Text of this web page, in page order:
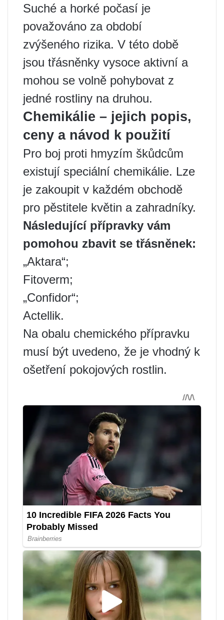
Suché a horké počasí je
považováno za období
zvýšeného rizika. V této době
jsou třásněnky vysoce aktivní a
mohou se volně pohybovat z
jedné rostliny na druhou.
Chemikálie – jejich popis,
ceny a návod k použití
Pro boj proti hmyzím škůdcům
existují speciální chemikálie. Lze
je zakoupit v každém obchodě
pro pěstitele květin a zahradníky.
Následující přípravky vám
pomohou zbavit se třásněnek:
„Aktara“;
Fitoverm;
„Confidor“;
Actellik.
Na obalu chemického přípravku
musí být uvedeno, že je vhodný k
ošetření pokojových rostlin.